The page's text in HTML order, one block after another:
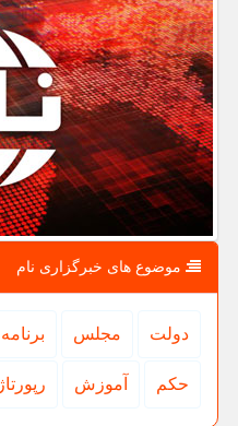
موضوع های خبرگزاری نام
دولت مجلس برنامه
حكم آموزش رپورتاژ